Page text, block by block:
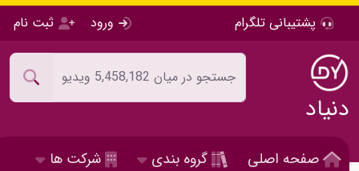
پشتیبانی تلگرام ورود ثبت نام
دنیاد
صفحه اصلی گروه بندی
شرکت ها